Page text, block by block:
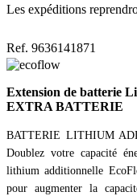
Les expéditions
Ref. 9636141871
Extension de batterie
EXTRA BATTERIE
BATTERIE LITHIUM
Doublez votre capacité
lithium additionnelle
pour augmenter la